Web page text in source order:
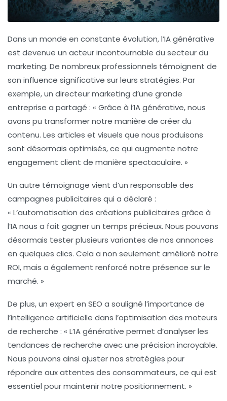
Dans un monde en constante évolution, l’IA générative
est devenue un acteur incontournable du secteur du
marketing. De nombreux professionnels témoignent de
son influence significative sur leurs stratégies. Par
exemple, un directeur marketing d’une grande
entreprise a partagé : « Grâce à l’IA générative, nous
avons pu transformer notre manière de créer du
contenu. Les articles et visuels que nous produisons
sont désormais optimisés, ce qui augmente notre
engagement client de manière spectaculaire. »
Un autre témoignage vient d’un responsable des
campagnes publicitaires qui a déclaré :
« L’automatisation des créations publicitaires grâce à
l’IA nous a fait gagner un temps précieux. Nous pouvons
désormais tester plusieurs variantes de nos annonces
en quelques clics. Cela a non seulement amélioré notre
ROI, mais a également renforcé notre présence sur le
marché. »
De plus, un expert en SEO a souligné l’importance de
l’intelligence artificielle dans l’optimisation des moteurs
de recherche : « L’IA générative permet d’analyser les
tendances de recherche avec une précision incroyable.
Nous pouvons ainsi ajuster nos stratégies pour
répondre aux attentes des consommateurs, ce qui est
essentiel pour maintenir notre positionnement. »